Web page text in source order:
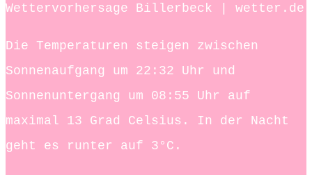
Wettervorhersage Billerbeck | wetter.de
Die Temperaturen steigen zwischen
Sonnenaufgang um 22:32 Uhr und
Sonnenuntergang um 08:55 Uhr auf
maximal 13 Grad Celsius. In der Nacht
geht es runter auf 3°C.